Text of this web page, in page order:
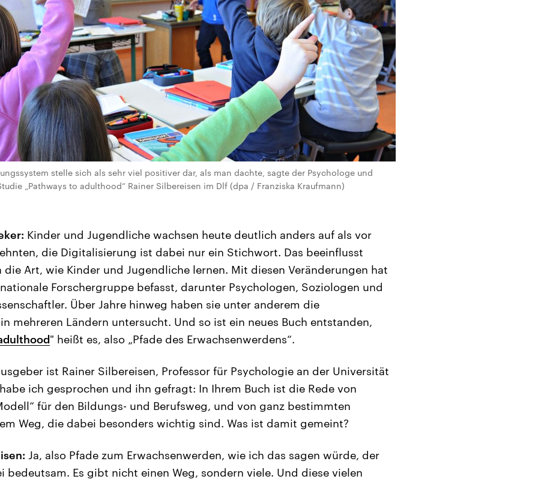
stelle sich als sehr viel positiver dar, als man dachte, sagte der Psychologe und
„Pathways to adulthood“ Rainer Silbereisen im Dlf (dpa / Franziska Kraufmann)
Kinder und Jugendliche wachsen heute deutlich anders auf als vor
die Digitalisierung ist dabei nur ein Stichwort. Das beeinflusst
die Art, wie Kinder und Jugendliche lernen. Mit diesen Veränderungen hat
Forschergruppe befasst, darunter Psychologen, Soziologen und
Über Jahre hinweg haben sie unter anderem die
mehreren Ländern untersucht. Und so ist ein neues Buch entstanden,
" heißt es, also „Pfade des Erwachsenwerdens“.
ist Rainer Silbereisen, Professor für Psychologie an der Universität
ich gesprochen und ihn gefragt: In Ihrem Buch ist die Rede von
für den Bildungs- und Berufsweg, und von ganz bestimmten
Weg, die dabei besonders wichtig sind. Was ist damit gemeint?
Ja, also Pfade zum Erwachsenwerden, wie ich das sagen würde, der
bedeutsam. Es gibt nicht einen Weg, sondern viele. Und diese vielen